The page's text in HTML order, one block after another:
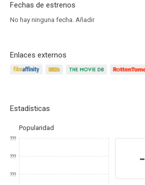
Fechas de estrenos
No hay ninguna fecha. Añadir
Enlaces externos
Estadísticas
Popularidad
???
???
???